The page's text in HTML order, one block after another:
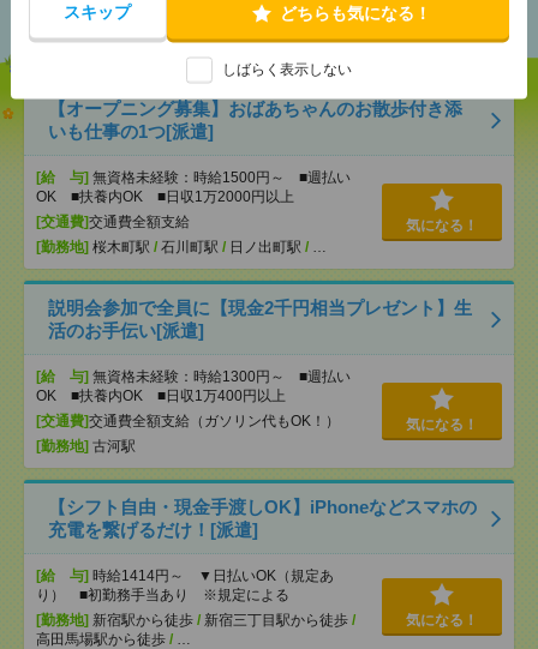
スキップ どちらも気になる！
しばらく表示しない
【オープニング募集】おばあちゃんのお散歩付き添
いも仕事の1つ[派遣]
[給 与] 無資格未経験：時給1500円～ ■週払い
OK ■扶養内OK ■日収1万2000円以上
[交通費]交通費全額支給
[勤務地] 桜木町駅 / 石川町駅 / 日ノ出町駅 / …
気になる！
説明会参加で全員に【現金2千円相当プレゼント】生
活のお手伝い[派遣]
[給 与] 無資格未経験：時給1300円～ ■週払い
OK ■扶養内OK ■日収1万400円以上
[交通費]交通費全額支給（ガソリン代もOK！）
[勤務地] 古河駅
気になる！
【シフト自由・現金手渡しOK】iPhoneなどスマホの
充電を繋げるだけ！[派遣]
[給 与] 時給1414円～ ▼日払いOK（規定あ
り） ■初勤務手当あり ※規定による
[勤務地] 新宿駅から徒歩 / 新宿三丁目駅から徒歩 /
高田馬場駅から徒歩 / …
気になる！